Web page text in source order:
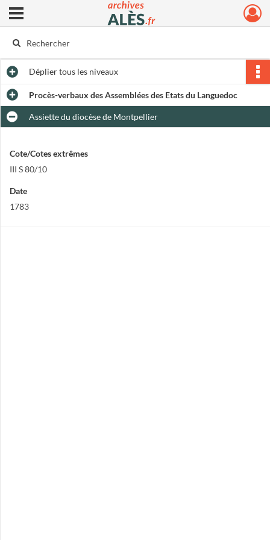
Archives municipales d'Alès
Ouvrir le menu déroulant
Dépliertous les niveaux
Procès-verbaux des Assemblées des Etats du Languedoc
Assiette du diocèse de Montpellier
Cote/Cotes extrêmes
III S 80/10
Date
1783